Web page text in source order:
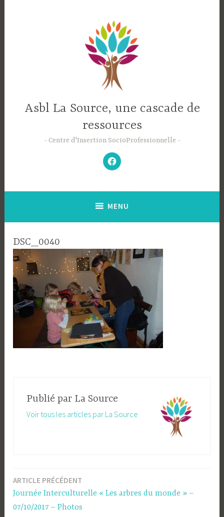
Asbl La Source, une cascade de
ressources
Centre d'Insertion SocioProfessionnelle
–
N’hésitez
pas
à
;-)
MENU
DSC_0040
Publié par La Source
Voir tous les articles par La Source
Navigation
de
ARTICLE PRÉCÉDENT
Journée Interculturelle « Les arbres du monde » –
07/10/2017 – Photos